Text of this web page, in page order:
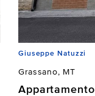
Giuseppe Natuzzi
Grassano, MT
Appartamento